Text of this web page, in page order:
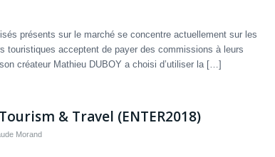
présents sur le marché se concentre actuellement sur les
touristiques acceptent de payer des commissions à leurs
créateur Mathieu DUBOY a choisi d’utiliser la […]
& Travel (ENTER2018)
Morand